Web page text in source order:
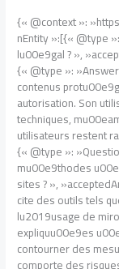
{« @context »:
nEntity »:[{« @type
lu00e9gal ? »,
{« @type »:
contenus
autorisation. Son
techniques,
utilisateurs restent
{« @type »:
mu00e9thodes
sites ? »,
cite des outils tels
lu2019usage de
expliquu00e9es
contourner des